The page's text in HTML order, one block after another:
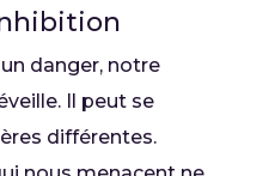
danger, notre
Il peut se
différentes.